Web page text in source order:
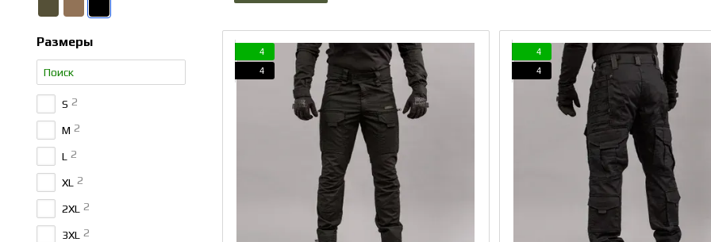
4
4
4
4
Размеры
S 2
M 2
L 2
XL 2
2XL 2
3XL 2